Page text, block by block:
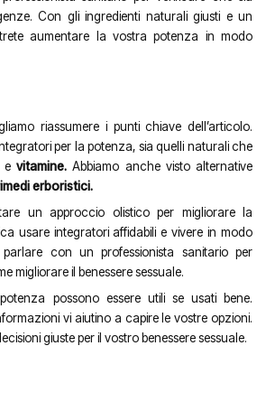
Con gli ingredienti naturali giusti e un
aumentare la vostra potenza in modo
riassumere i punti chiave dell’articolo.
per la potenza, sia quelli naturali che
vitamine. Abbiamo anche visto alternative
erboristici.
un approccio olistico per migliorare la
usare integratori affidabili e vivere in modo
con un professionista sanitario per
migliorare il benessere sessuale.
possono essere utili se usati bene.
vi aiutino a capire le vostre opzioni.
giuste per il vostro benessere sessuale.